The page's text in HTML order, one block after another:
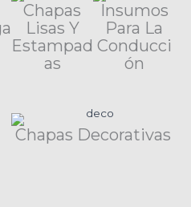
Chapas
Lisas Y
Estampad
as
Insumos
Para La
Conducci
ón
Chapas Decorativas